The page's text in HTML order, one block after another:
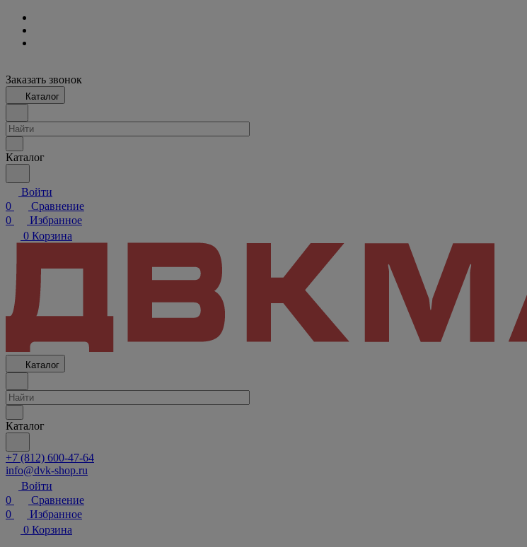
Заказать звонок
Каталог
Каталог
Войти
0
Сравнение
0
Избранное
0 Корзина
Каталог
Каталог
+7 (812) 600-47-64
info@dvk-shop.ru
Войти
0
Сравнение
0
Избранное
0 Корзина